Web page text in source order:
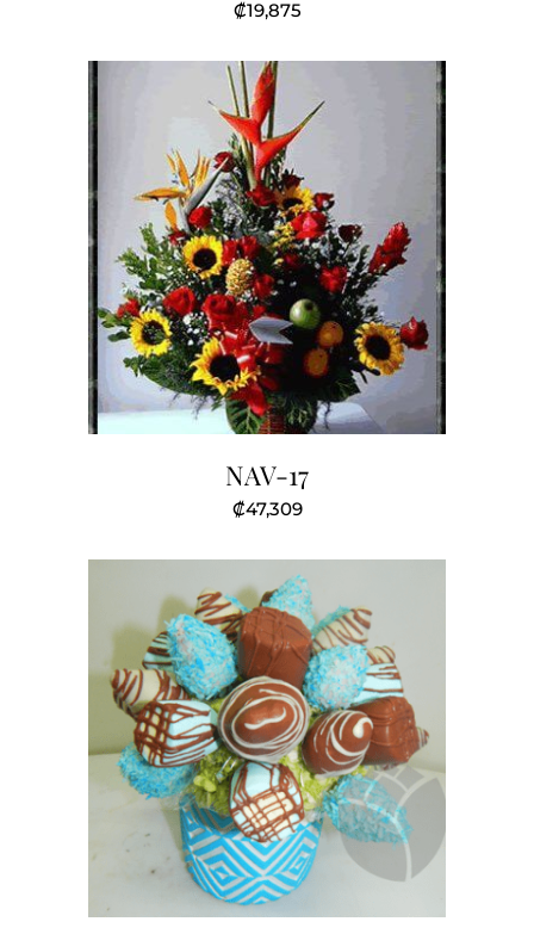
₡19,875
NAV-17
₡47,309